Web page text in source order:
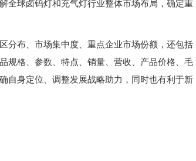
全球卤钨灯和充气灯行业整体市场布局，确定重
分布、市场集中度、重点企业市场份额，还包括
规格、参数、特点、销量、营收、产品价格、毛
自身定位、调整发展战略助力，同时也有利于新